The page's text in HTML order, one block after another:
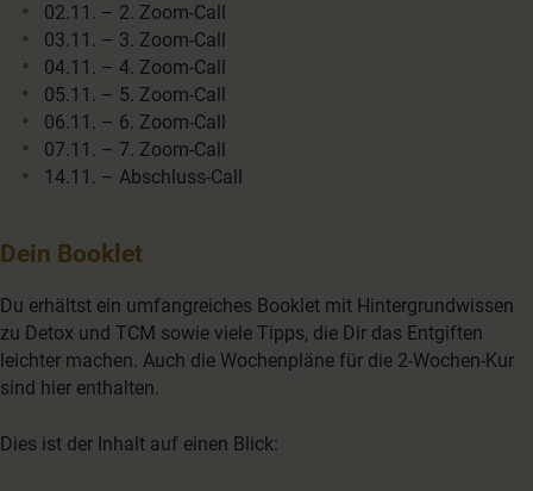
02.11. – 2. Zoom-Call
03.11. – 3. Zoom-Call
04.11. – 4. Zoom-Call
05.11. – 5. Zoom-Call
06.11. – 6. Zoom-Call
07.11. – 7. Zoom-Call
14.11. – Abschluss-Call
Dein Booklet
Du erhältst ein umfangreiches Booklet mit Hintergrundwissen
zu Detox und TCM sowie viele Tipps, die Dir das Entgiften
leichter machen. Auch die Wochenpläne für die 2-Wochen-Kur
sind hier enthalten.
Dies ist der Inhalt auf einen Blick: